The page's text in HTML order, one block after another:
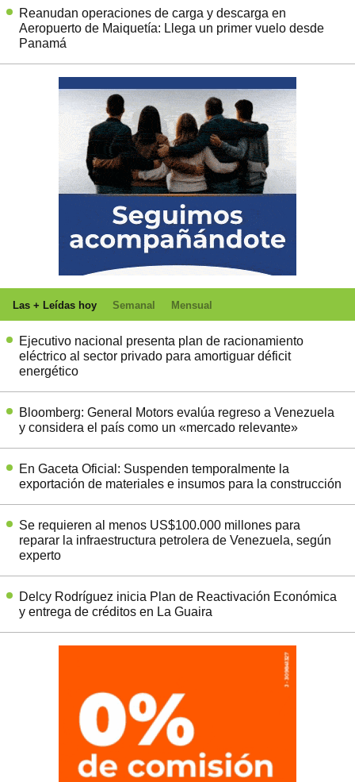
Reanudan operaciones de carga y descarga en
Aeropuerto de Maiquetía: Llega un primer vuelo desde
Panamá
Las + Leídas hoy Semanal Mensual
Ejecutivo nacional presenta plan de racionamiento
eléctrico al sector privado para amortiguar déficit
energético
Bloomberg: General Motors evalúa regreso a Venezuela
y considera el país como un «mercado relevante»
En Gaceta Oficial: Suspenden temporalmente la
exportación de materiales e insumos para la construcción
Se requieren al menos US$100.000 millones para
reparar la infraestructura petrolera de Venezuela, según
experto
Delcy Rodríguez inicia Plan de Reactivación Económica
y entrega de créditos en La Guaira